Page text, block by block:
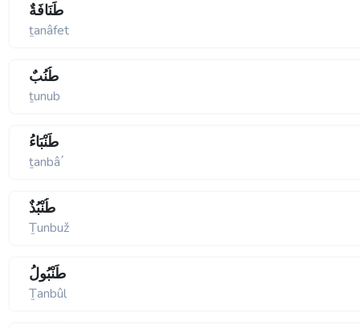
طَنَافَةٌ
ṯanâfet
طُنُبٌ
ṯunub
طَنْبَاءُ
ṯanbâ΄
طُنْبُذٌ
Ṯunbuž
طَنْبُولُ
Ṯanbûl